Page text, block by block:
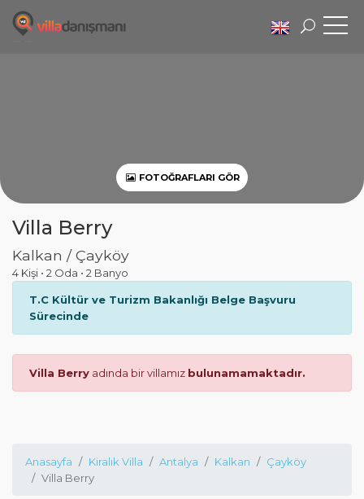
FOTOĞRAFLARI GÖR
Villa Berry
Kalkan / Çayköy
4 Kişi • 2 Oda • 2 Banyo
T.C Kültür ve Turizm Bakanlığı Belge Başvuru
Sürecinde
Villa Berry adında bir villamız bulunamamaktadır.
Anasayfa Kiralık Villa Antalya Kalkan
Çayköy
Villa Berry